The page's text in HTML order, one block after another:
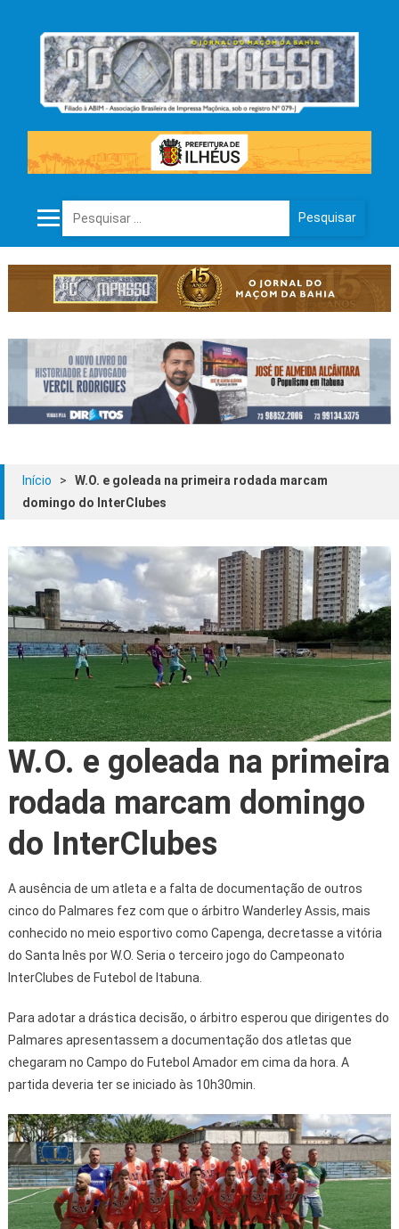
Pesquisar por:
Início >
W.O. e goleada na primeira rodada marcam
domingo do InterClubes
W.O. e goleada na primeira
rodada marcam domingo
do InterClubes
A ausência de um atleta e a falta de documentação de outros
cinco do Palmares fez com que o árbitro Wanderley Assis, mais
conhecido no meio esportivo como Capenga, decretasse a vitória
do Santa Inês por W.O. Seria o terceiro jogo do Campeonato
InterClubes de Futebol de Itabuna.
Para adotar a drástica decisão, o árbitro esperou que dirigentes do
Palmares apresentassem a documentação dos atletas que
chegaram no Campo do Futebol Amador em cima da hora. A
partida deveria ter se iniciado às 10h30min.